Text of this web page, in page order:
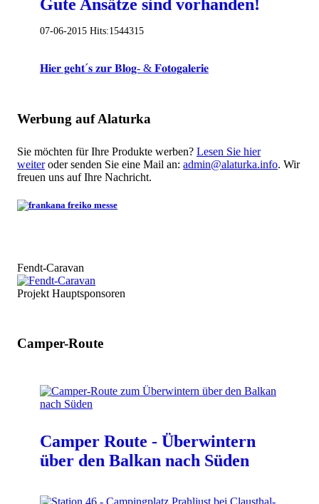
Gute Ansätze sind vorhanden!
07-06-2015 Hits:1544315
𝐇𝐢𝐞𝐫 𝐠𝐞𝐡𝐭´𝐬 𝐳𝐮𝐫 𝐁𝐥𝐨𝐠- & 𝐅𝐨𝐭𝐨𝐠𝐚𝐥𝐞𝐫𝐢𝐞
Werbung auf Alaturka
Sie möchten für Ihre Produkte werben? Lesen Sie hier
weiteroder senden Sie eine Mail an: admin@alaturka.info. Wir
freuen uns auf Ihre Nachricht.
Fendt-Caravan
Projekt Hauptsponsoren
Camper-Route
Camper Route - Überwintern
über den Balkan nach Süden